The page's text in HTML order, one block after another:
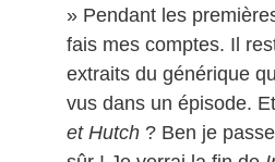
» Pendant les
fais mes comptes. Il
extraits du générique
vus dans un épisode.
et Hutch ? Ben je